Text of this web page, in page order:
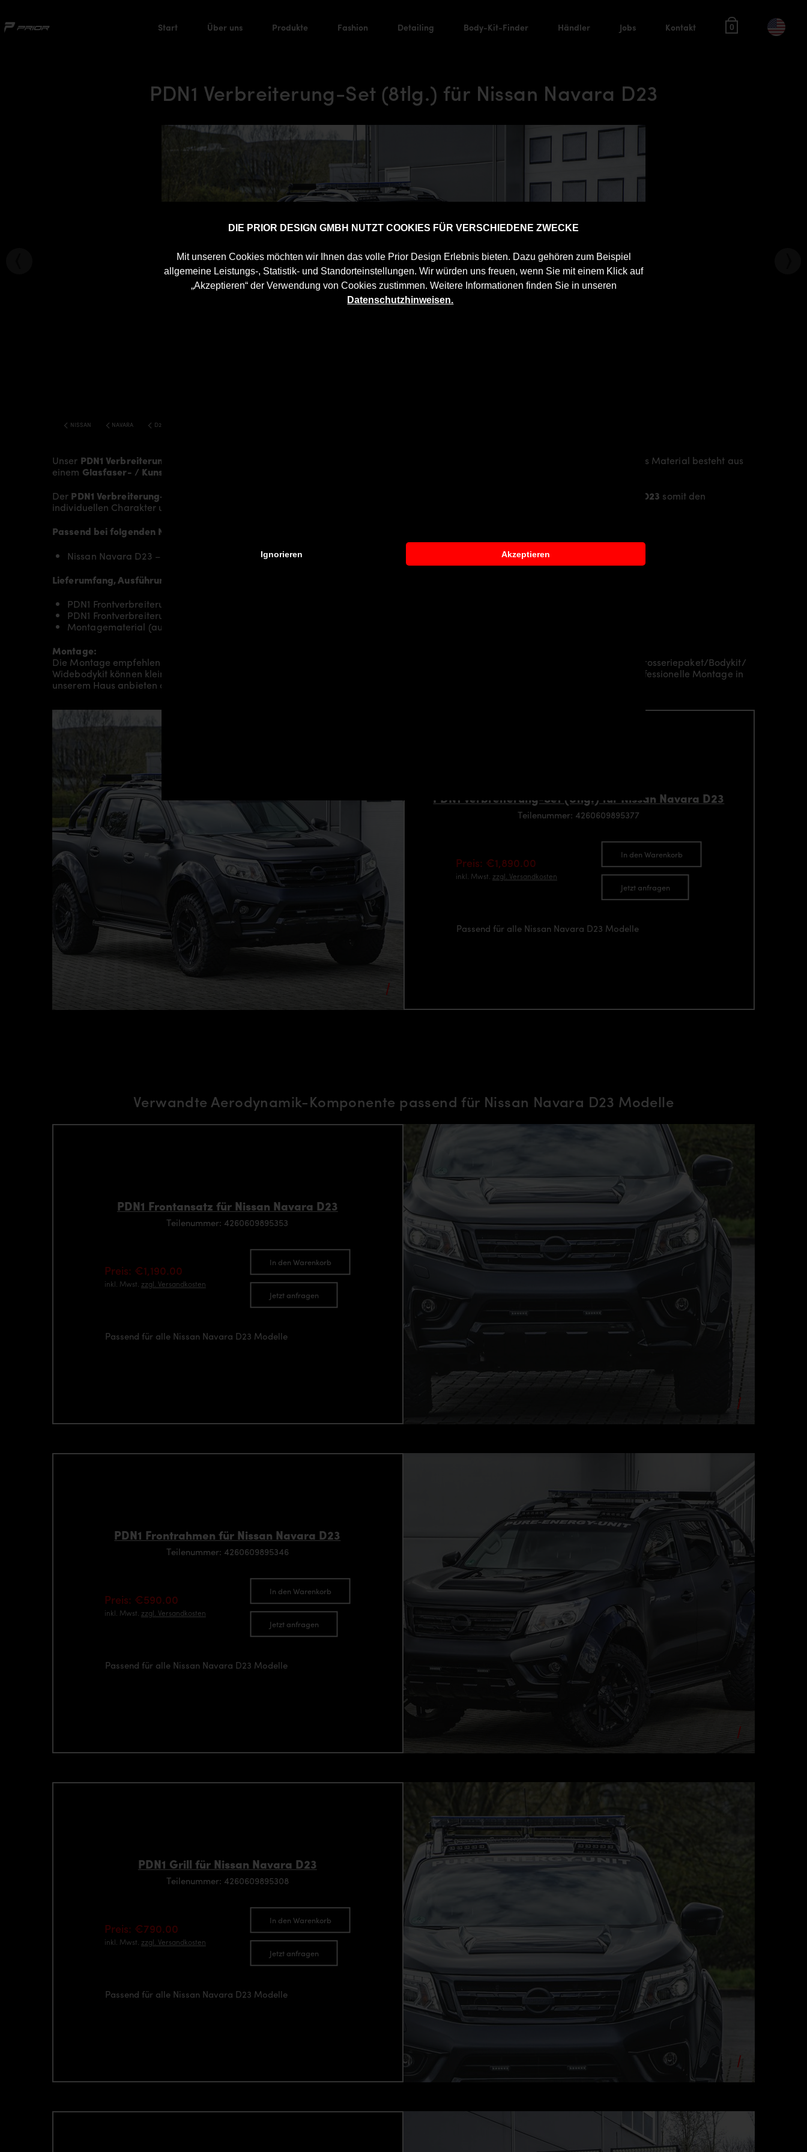
DIE PRIOR DESIGN GMBH NUTZT COOKIES FÜR VERSCHIEDENE ZWECKE
Mit unseren Cookies möchten wir Ihnen das volle Prior Design Erlebnis bieten. Dazu gehören zum Beispiel
allgemeine Leistungs-, Statistik- und Standorteinstellungen. Wir würden uns freuen, wenn Sie mit einem Klick auf
„Akzeptieren“ der Verwendung von Cookies zustimmen. Weitere Informationen finden Sie in unseren
Datenschutzhinweisen.
Ignorieren Akzeptieren
Start Über uns Produkte Fashion Detailing Body-Kit-Finder Händler Jobs Kontakt 0
PDN1 Verbreiterung-Set (8tlg.) für Nissan Navara D23
NISSAN NAVARA D23 PDN1 WIDEBODY KIT
Unser PDN1 Verbreiterung-Set
mehr Dynamik und akzentuiert die sportliche Linie des Fahrzeugs. Das Material besteht aus
einem Glasfaser- / Kunststoffverbund
Der PDN1 Verbreiterung-Set (8tlg.) für Nissan Navara D23 Nissan Navara D23 somit den
individuellen Charakter und einen gewissen Hauch von Rennsport-Flair.
Passend bei folgenden Nissan Navara D23 Modellen:
Nissan Navara D23 – VI Generation
Lieferumfang, Ausführung:
PDN1 Frontverbreiterung RECHTS für Nissan Navara D23
PDN1 Frontverbreiterung LINKS für Nissan Navara D23
Montagematerial (auf spezielle Anfrage)
Montage:
Die Montage empfehlen wir grundsätzlich durch entsprechendes Fachpersonal durchführen zu lassen. Je nach Aerodynamikpaket/
Karosseriepaket/Bodykit/
Widebodykit können kleine bis hin zu sehr umfangreichen Montagearbeiten anfallen. Gerne können wir Ihnen je nach Region eine professionelle Montage in
unserem Haus anbieten oder Sie an einen unserer Vertriebs- und Montagepartner vermitteln.
PDN1 Verbreiterung-Set (8tlg.) für Nissan Navara D23
Teilenummer: 4260609895377
Preis: €1,890.00
inkl. Mwst. zzgl. Versandkosten
In den Warenkorb
Jetzt anfragen
Passend für alle Nissan Navara D23 Modelle
Verwandte Aerodynamik-Komponente passend für Nissan Navara D23 Modelle
PDN1 Frontansatz für Nissan Navara D23
Teilenummer: 4260609895353
Preis: €1,190.00
inkl. Mwst. zzgl. Versandkosten
In den Warenkorb
Jetzt anfragen
Passend für alle Nissan Navara D23 Modelle
PDN1 Frontrahmen für Nissan Navara D23
Teilenummer: 4260609895346
Preis: €590.00
inkl. Mwst. zzgl. Versandkosten
In den Warenkorb
Jetzt anfragen
Passend für alle Nissan Navara D23 Modelle
PDN1 Grill für Nissan Navara D23
Teilenummer: 4260609895308
Preis: €790.00
inkl. Mwst. zzgl. Versandkosten
In den Warenkorb
Jetzt anfragen
Passend für alle Nissan Navara D23 Modelle